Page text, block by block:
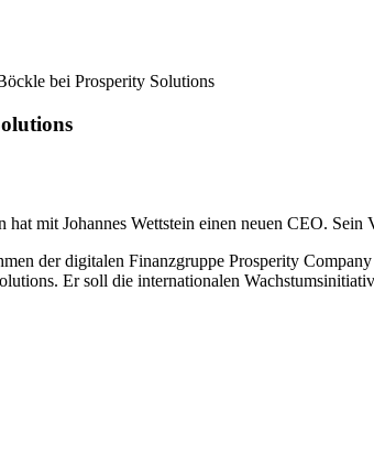
bei Prosperity Solutions
hat mit Johannes Wettstein einen neuen CEO.
der digitalen Finanzgruppe Prosperity
Er soll die internationalen